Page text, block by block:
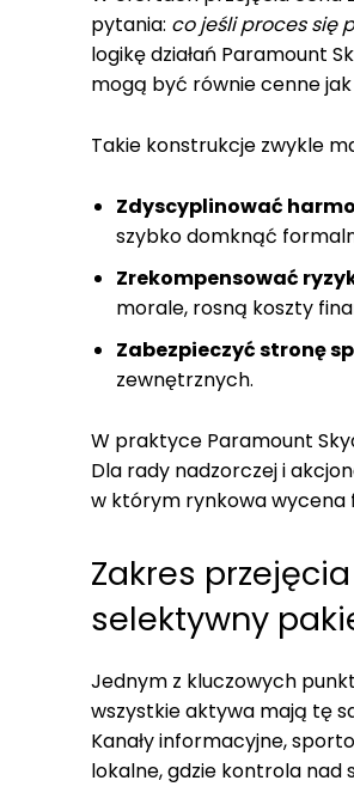
pytania: co jeśli proces się
logikę działań Paramount
mogą być równie cenne
Takie konstrukcje zwykle
Zdyscyplinować
szybko domknąć
Zrekompensować
morale, rosną koszty
Zabezpieczyć stronę
zewnętrznych.
W praktyce Paramount
Dla rady nadzorczej i
w którym rynkowa wycena
Zakres
selektywny
Jednym z kluczowych
wszystkie aktywa mają tę
Kanały informacyjne,
lokalne, gdzie kontrola nad